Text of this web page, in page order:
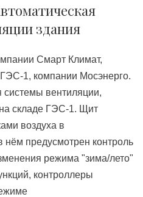
здания
Смарт Климат,
1, компании Мосэнерго.
системы вентиляции,
складе ГЭС-1. Щит
воздуха в
предусмотрен контроль
режима "зима/лето"
контроллеры